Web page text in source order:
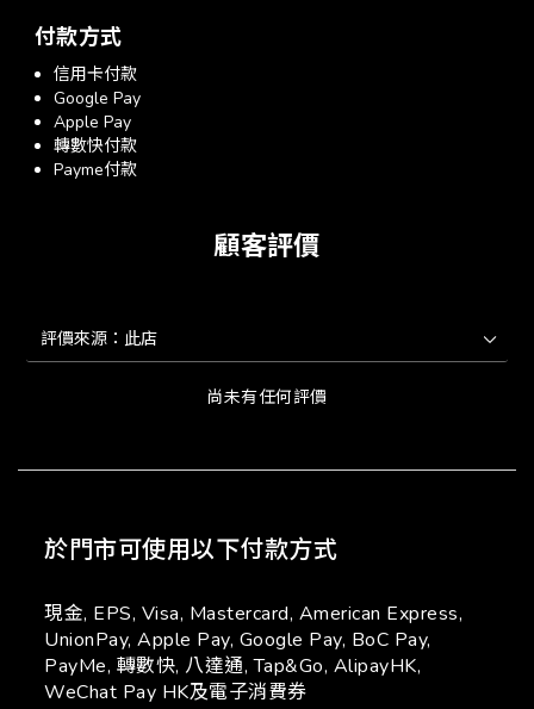
付款方式
信用卡付款
Google Pay
Apple Pay
轉數快付款
Payme付款
顧客評價
尚未有任何評價
於門市可使用以下付款方式
現金, EPS, Visa, Mastercard, American Express,
UnionPay, Apple Pay, Google Pay, BoC Pay,
PayMe, 轉數快, 八達通, Tap&Go, AlipayHK,
WeChat Pay HK及電子消費券